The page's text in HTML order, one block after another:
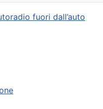
fuori dall’auto